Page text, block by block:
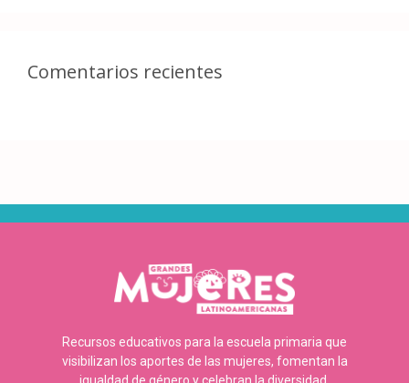
Comentarios recientes
Recursos educativos para la escuela primaria que
visibilizan los aportes de las mujeres, fomentan la
igualdad de género y celebran la diversidad.